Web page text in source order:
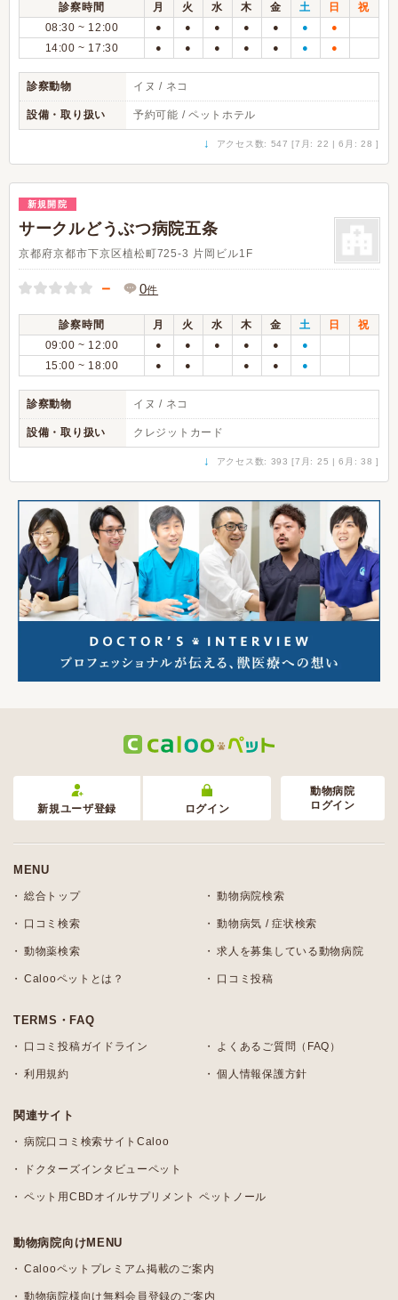
診察時間 月 火 水 木 金 土 日
祝
08:30 ~ 12:00
● ● ● ● ● ● ●
14:00 ~ 17:30 ● ● ● ● ● ● ●
診察動物 イヌ / ネコ
設備・取り扱い 予約可能 / ペットホテル
↓ アクセス数: 547 [7月: 22 | 6月: 28 ]
新規開院
サークルどうぶつ病院五条
京都府京都市下京区植松町725-3 片岡ビル1F
－ 0件
診察時間 月 火 水 木 金 土 日
祝
09:00 ~ 12:00
● ● ● ● ● ●
15:00 ~ 18:00 ● ● ● ● ●
診察動物 イヌ / ネコ
設備・取り扱い クレジットカード
↓ アクセス数: 393 [7月: 25 | 6月: 38 ]
新規ユーザ登録 ログイン
動物病院
ログイン
MENU
総合トップ 動物病院検索
口コミ検索 動物病気 / 症状検索
動物薬検索 求人を募集している動物病院
Calooペットとは？ 口コミ投稿
TERMS・FAQ
口コミ投稿ガイドライン よくあるご質問（FAQ）
利用規約 個人情報保護方針
関連サイト
病院口コミ検索サイトCaloo
ドクターズインタビューペット
ペット用CBDオイルサプリメント ペットノール
動物病院向けMENU
Calooペットプレミアム掲載のご案内
動物病院様向け無料会員登録のご案内